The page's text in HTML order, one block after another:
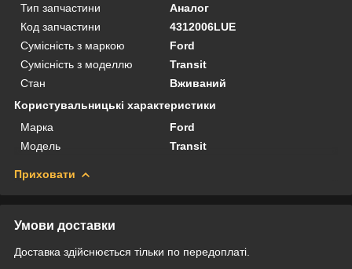
Тип запчастини
Аналог
Код запчастини
4312006LUE
Сумісність з маркою
Ford
Сумісність з моделлю
Transit
Стан
Вживаний
Користувальницькі характеристики
Марка
Ford
Модель
Transit
Приховати
Умови доставки
Доставка здійснюється тільки по передоплаті.